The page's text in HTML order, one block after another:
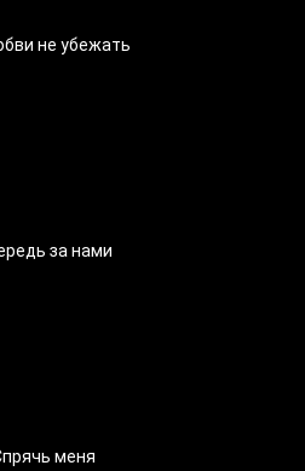
не убежать
за нами
меня